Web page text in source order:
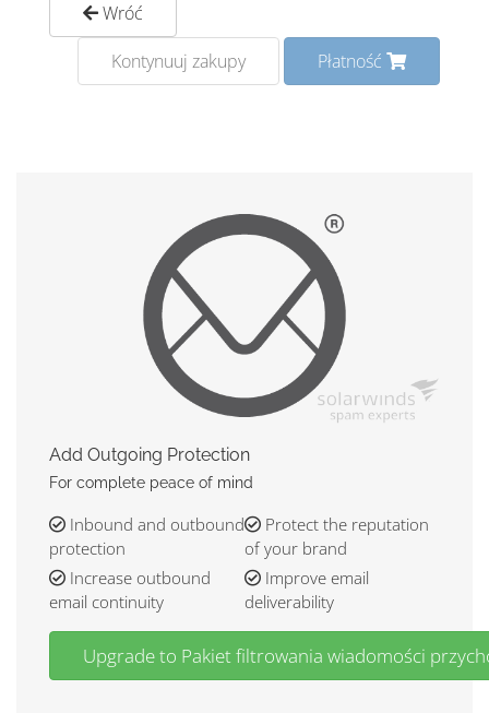
Wróć
Kontynuuj zakupy
Płatność
Add Outgoing Protection
For complete peace of mind
Inbound and outbound
protection
Protect the reputation
of your brand
Increase outbound
email continuity
Improve email
deliverability
Upgrade to Pakiet filtrowania wiadomości